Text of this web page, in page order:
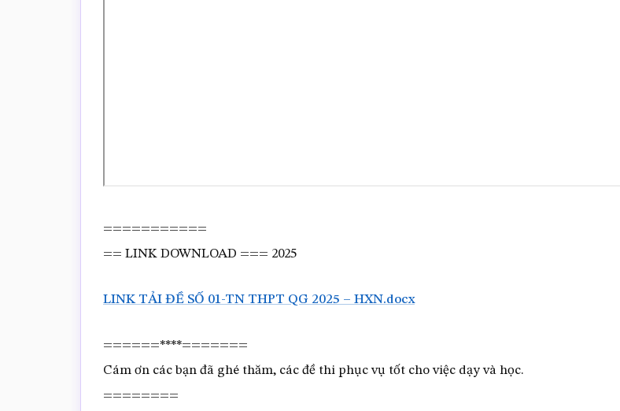
===========
== LINK DOWNLOAD === 2025
LINK TẢI ĐỀ SỐ 01-TN THPT QG 2025 – HXN.docx
======****=======
Cám ơn các bạn đã ghé thăm, các đề thi phục vụ tốt cho việc dạy và học.
========